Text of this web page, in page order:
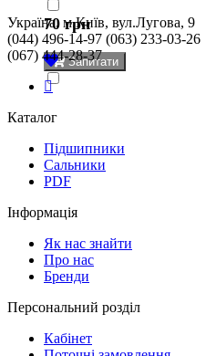
70 грн
Запитати
Україна, м.Київ, вул.Лугова, 9
(044) 496-14-97 (063) 233-03-26
(067) 444-28-37
Каталог
Підшипники
Сальники
PDF
Інформація
Як нас знайти
Про нас
Бренди
Персональний розділ
Кабінет